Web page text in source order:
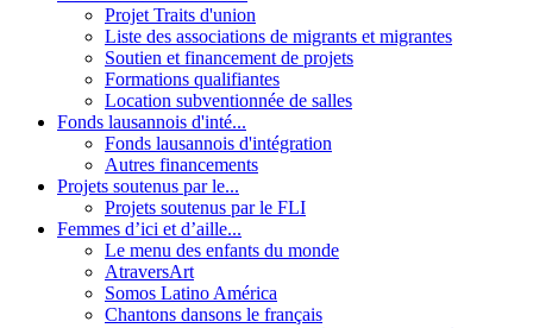
Projet Traits d'union
Liste des associations de migrants et migrantes
Soutien et financement de projets
Formations qualifiantes
Location subventionnée de salles
Fonds lausannois d'inté...
Fonds lausannois d'intégration
Autres financements
Projets soutenus par le...
Projets soutenus par le FLI
Femmes d’ici et d’aille...
Le menu des enfants du monde
AtraversArt
Somos Latino América
Chantons dansons le français